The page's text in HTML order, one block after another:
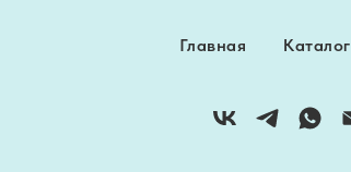
Главная Каталог